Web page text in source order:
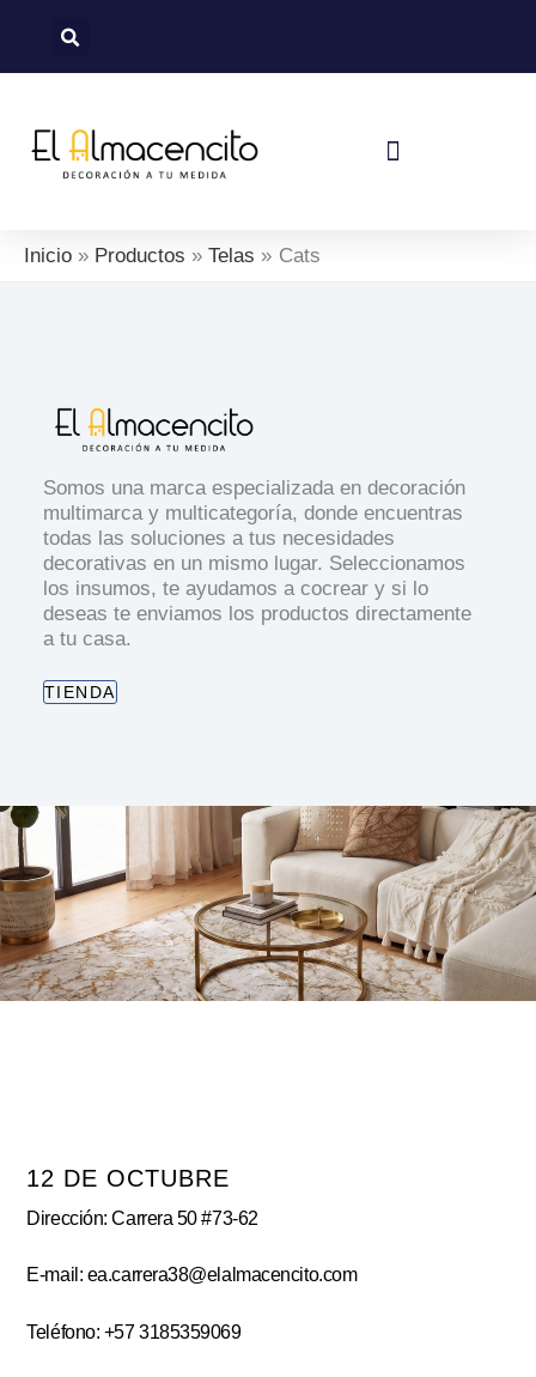
Inicio Productos Telas Cats
Somos una marca especializada en decoración
multimarca y multicategoría, donde encuentras
todas las soluciones a tus necesidades
decorativas en un mismo lugar. Seleccionamos
los insumos, te ayudamos a cocrear y si lo
deseas te enviamos los productos directamente
a tu casa.
TIENDA
12 DE OCTUBRE
Dirección: Carrera 50 #73-62
E-mail: ea.carrera38@elalmacencito.com
Teléfono: +57 3185359069